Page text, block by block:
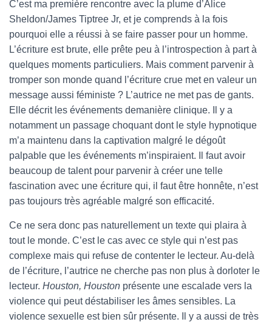
C’est ma première rencontre avec la plume d’Alice
Sheldon/James Tiptree Jr, et je comprends à la fois
pourquoi elle a réussi à se faire passer pour un homme.
L’écriture est brute, elle prête peu à l’introspection à part à
quelques moments particuliers. Mais comment parvenir à
tromper son monde quand l’écriture crue met en valeur un
message aussi féministe ? L’autrice ne met pas de gants.
Elle décrit les événements demanière clinique. Il y a
notamment un passage choquant dont le style hypnotique
m’a maintenu dans la captivation malgré le dégoût
palpable que les événements m’inspiraient. Il faut avoir
beaucoup de talent pour parvenir à créer une telle
fascination avec une écriture qui, il faut être honnête, n’est
pas toujours très agréable malgré son efficacité.
Ce ne sera donc pas naturellement un texte qui plaira à
tout le monde. C’est le cas avec ce style qui n’est pas
complexe mais qui refuse de contenter le lecteur. Au-delà
de l’écriture, l’autrice ne cherche pas non plus à dorloter le
lecteur. Houston, Houston présente une escalade vers la
violence qui peut déstabiliser les âmes sensibles. La
violence sexuelle est bien sûr présente. Il y a aussi de très